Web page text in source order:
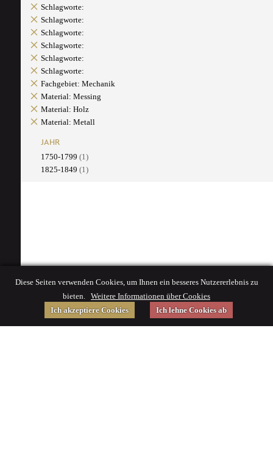
Schlagworte:
Schlagworte:
Schlagworte:
Schlagworte:
Schlagworte:
Schlagworte:
Fachgebiet: Mechanik
Material: Messing
Material: Holz
Material: Metall
JAHR
1750-1799 (1)
1825-1849 (1)
Diese Seiten verwenden Cookies, um Ihnen ein besseres Nutzererlebnis zu
bieten. Weitere Informationen über Cookies
Ich akzeptiere Cookies
Ich lehne Cookies ab